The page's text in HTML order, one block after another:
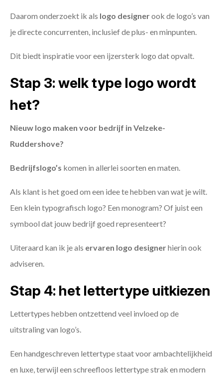
Daarom onderzoekt ik als logo designerook de logo’s van
je directe concurrenten, inclusief de plus- en minpunten.
Dit biedt inspiratie voor een ijzersterk logo dat opvalt.
Stap 3: welk type logo wordt
het?
Nieuw logo maken voor bedrijf in Velzeke-
Ruddershove?
Bedrijfslogo’s komen in allerlei soorten en maten.
Als klant is het goed om een idee te hebben van wat je wilt.
Een klein typografisch logo? Een monogram? Of juist een
symbool dat jouw bedrijf goed representeert?
Uiteraard kan ik je als ervaren logo designerhierin ook
adviseren.
Stap 4: het lettertype uitkiezen
Lettertypes hebben ontzettend veel invloed op de
uitstraling van logo’s.
Een handgeschreven lettertype staat voor ambachtelijkheid
en luxe, terwijl een schreefloos lettertype strak en modern